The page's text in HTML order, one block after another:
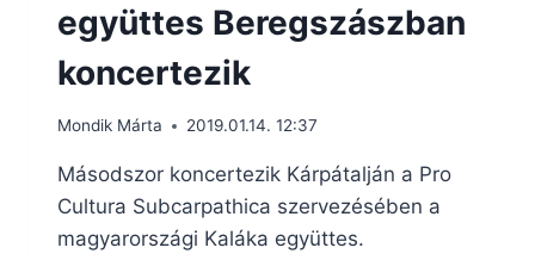
együttes Beregszászban
koncertezik
Mondik Márta 2019.01.14. 12:37
Másodszor koncertezik Kárpátalján a Pro
Cultura Subcarpathica szervezésében a
magyarországi Kaláka együttes.